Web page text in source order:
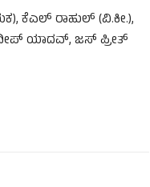
ಕೆಎಲ್ ರಾಹುಲ್ (ವಿ.ಕೀ.),
ಯಾದವ್, ಜಸ್ ಪ್ರೀತ್